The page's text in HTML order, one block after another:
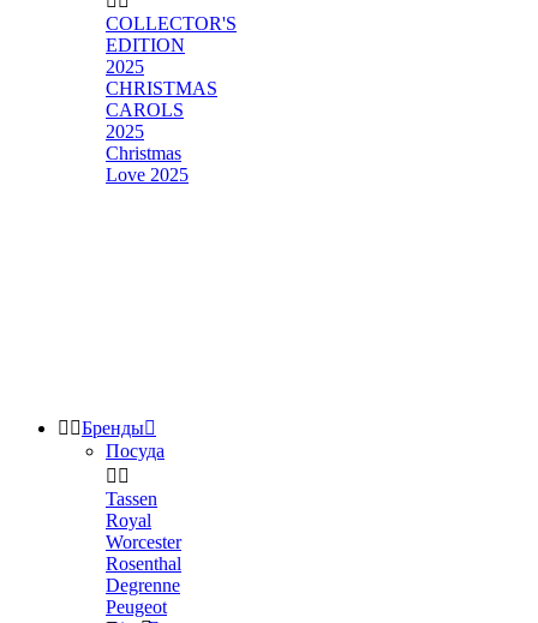
COLLECTOR'S
EDITION
2025
CHRISTMAS
CAROLS
2025
Christmas
Love 2025
 Бренды
Посуда
 
Tassen
Royal
Worcester
Rosenthal
Degrenne
Peugeot